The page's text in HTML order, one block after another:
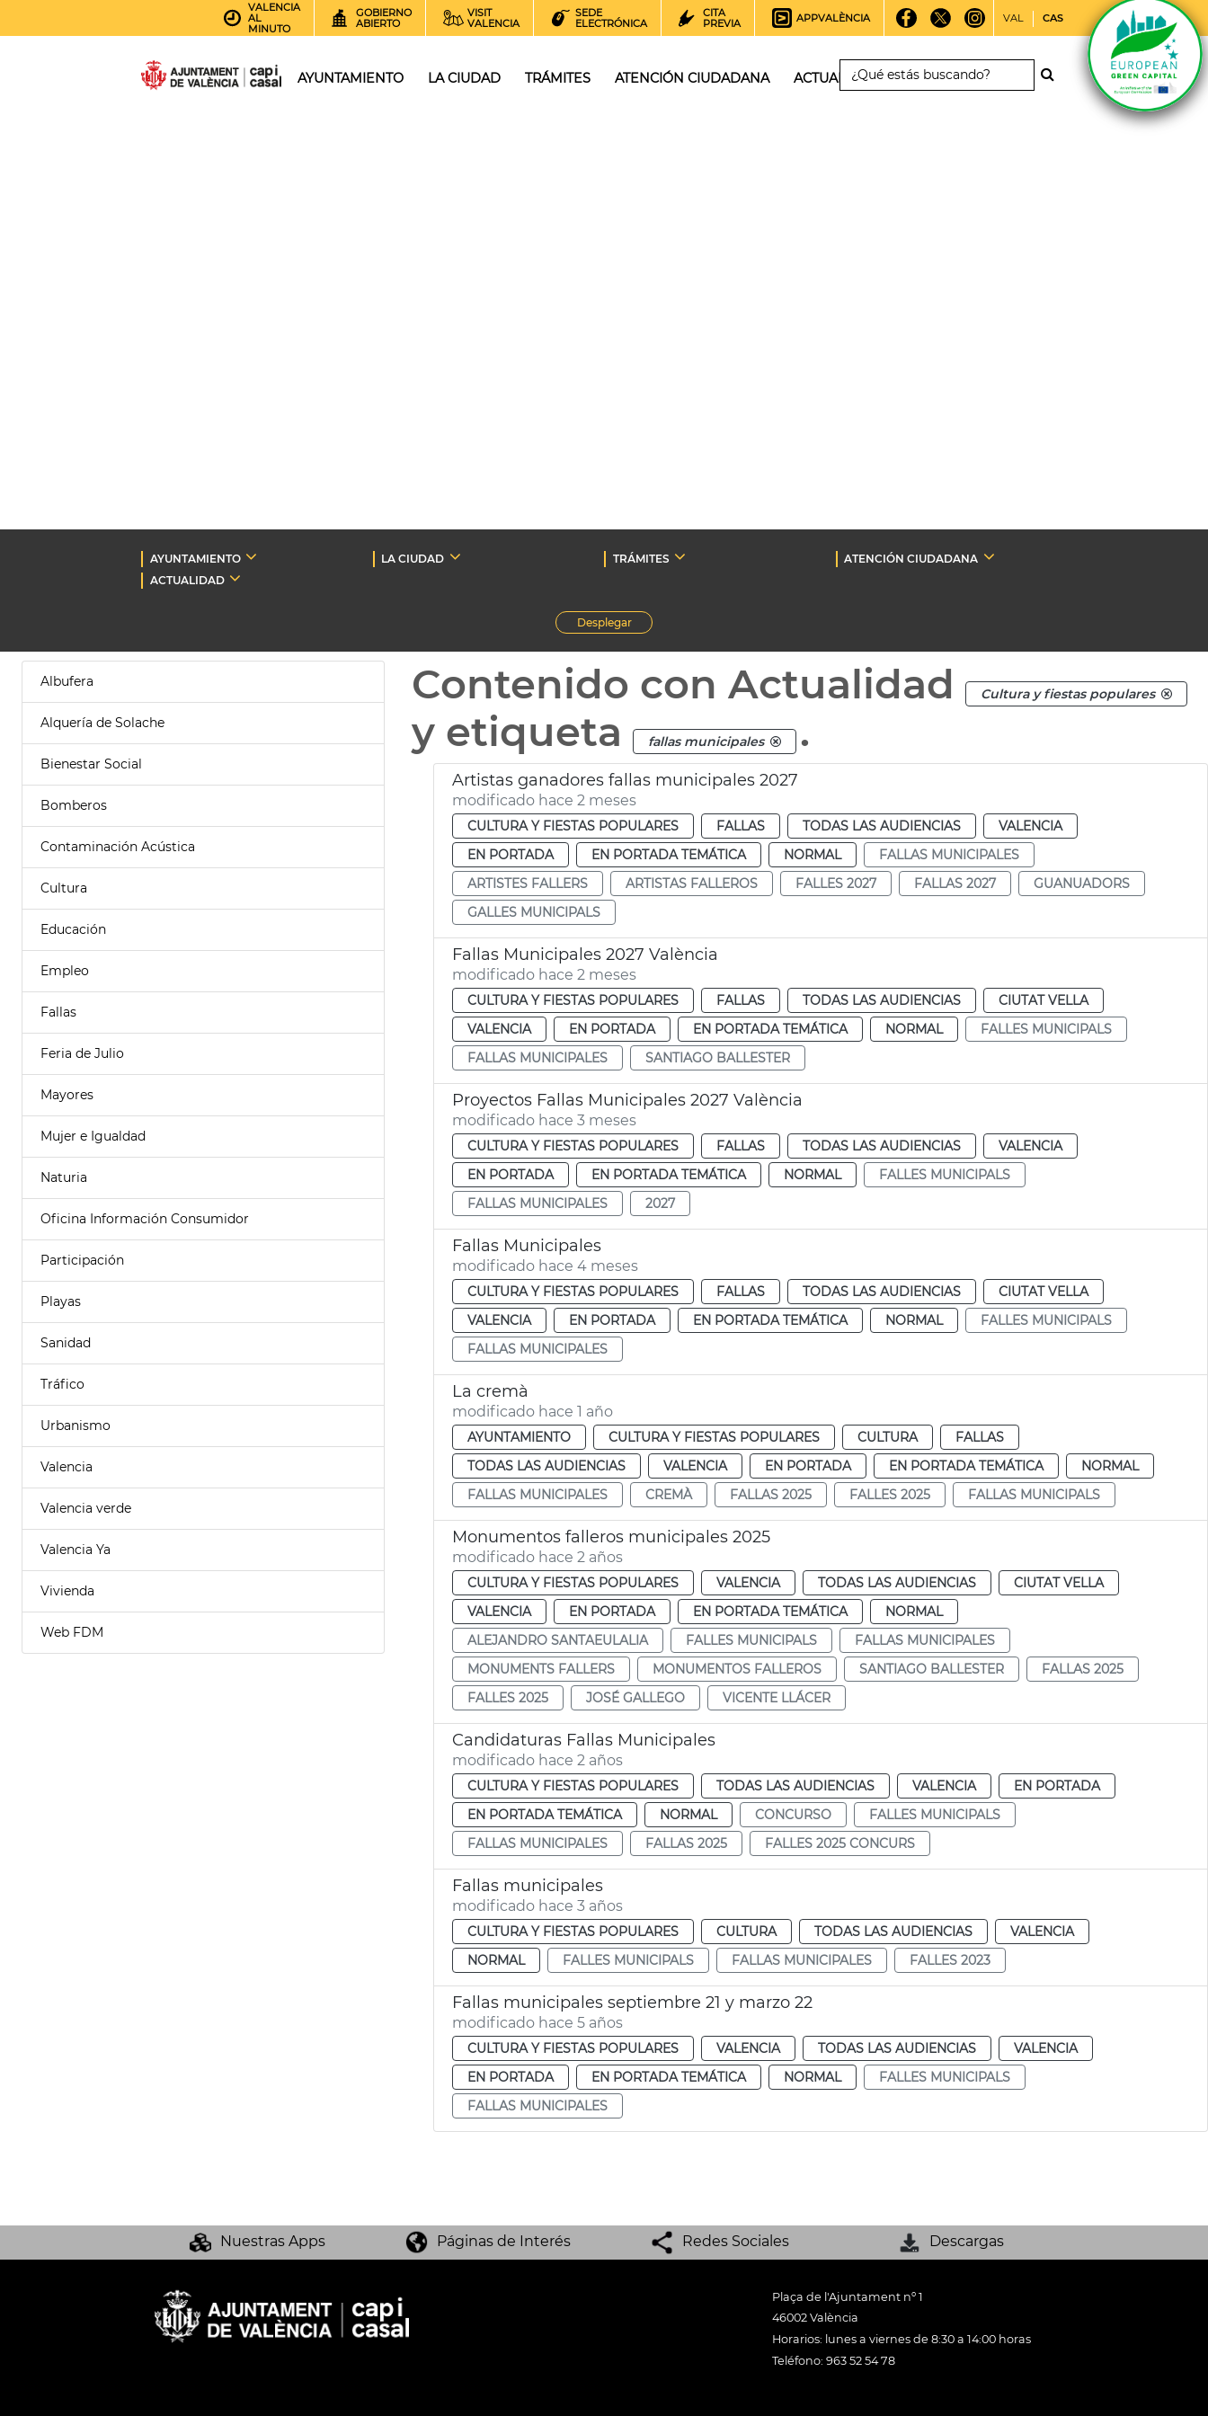
VALENCIA
AL
MINUTO
GOBIERNO
ABIERTO
VISIT
VALENCIA
SEDE
ELECTRÓNICA
CITA
PREVIA
APPVALÈNCIA VAL CAS
AYUNTAMIENTO LA CIUDAD TRÁMITES ATENCIÓN CIUDADANA ACTUALIDAD
AYUNTAMIENTO LA CIUDAD TRÁMITES
ATENCIÓN CIUDADANA
ACTUALIDAD
Desplegar
Albufera
Alquería de Solache
Bienestar Social
Bomberos
Contaminación Acústica
Cultura
Educación
Empleo
Fallas
Feria de Julio
Mayores
Mujer e Igualdad
Naturia
Oficina Información Consumidor
Participación
Playas
Sanidad
Tráfico
Urbanismo
Valencia
Valencia verde
Valencia Ya
Vivienda
Web FDM
Contenido con Actualidad Cultura y fiestas populares
y etiqueta fallas municipales .
Artistas ganadores fallas municipales 2027
modificado hace 2 meses
CULTURA Y FIESTAS POPULARES FALLAS TODAS LAS AUDIENCIAS
VALENCIA
EN PORTADA
EN PORTADA TEMÁTICA NORMAL
FALLAS MUNICIPALES
ARTISTES FALLERS
ARTISTAS FALLEROS FALLES 2027 FALLAS 2027
GUANUADORS
GALLES MUNICIPALS
Fallas Municipales 2027 València
modificado hace 2 meses
CULTURA Y FIESTAS POPULARES FALLAS TODAS LAS AUDIENCIAS
CIUTAT VELLA
VALENCIA
EN PORTADA EN PORTADA TEMÁTICA NORMAL
FALLES MUNICIPALS
FALLAS MUNICIPALES
SANTIAGO BALLESTER
Proyectos Fallas Municipales 2027 València
modificado hace 3 meses
CULTURA Y FIESTAS POPULARES FALLAS TODAS LAS AUDIENCIAS
VALENCIA
EN PORTADA
EN PORTADA TEMÁTICA NORMAL
FALLES MUNICIPALS
FALLAS MUNICIPALES
2027
Fallas Municipales
modificado hace 4 meses
CULTURA Y FIESTAS POPULARES FALLAS TODAS LAS AUDIENCIAS
CIUTAT VELLA
VALENCIA
EN PORTADA EN PORTADA TEMÁTICA NORMAL
FALLES MUNICIPALS
FALLAS MUNICIPALES
La cremà
modificado hace 1 año
AYUNTAMIENTO CULTURA Y FIESTAS POPULARES CULTURA
FALLAS
TODAS LAS AUDIENCIAS
VALENCIA EN PORTADA EN PORTADA TEMÁTICA
NORMAL
FALLAS MUNICIPALES
CREMÀ FALLAS 2025 FALLES 2025 FALLAS MUNICIPALS
Monumentos falleros municipales 2025
modificado hace 2 años
CULTURA Y FIESTAS POPULARES VALENCIA TODAS LAS AUDIENCIAS
CIUTAT VELLA
VALENCIA
EN PORTADA EN PORTADA TEMÁTICA
NORMAL
ALEJANDRO SANTAEULALIA
FALLES MUNICIPALS
FALLAS MUNICIPALES
MONUMENTS FALLERS
MONUMENTOS FALLEROS SANTIAGO BALLESTER
FALLAS 2025
FALLES 2025
JOSÉ GALLEGO VICENTE LLÁCER
Candidaturas Fallas Municipales
modificado hace 2 años
CULTURA Y FIESTAS POPULARES TODAS LAS AUDIENCIAS VALENCIA
EN PORTADA
EN PORTADA TEMÁTICA
NORMAL CONCURSO
FALLES MUNICIPALS
FALLAS MUNICIPALES
FALLAS 2025 FALLES 2025 CONCURS
Fallas municipales
modificado hace 3 años
CULTURA Y FIESTAS POPULARES CULTURA TODAS LAS AUDIENCIAS
VALENCIA
NORMAL
FALLES MUNICIPALS FALLAS MUNICIPALES FALLES 2023
Fallas municipales septiembre 21 y marzo 22
modificado hace 5 años
CULTURA Y FIESTAS POPULARES VALENCIA TODAS LAS AUDIENCIAS
VALENCIA
EN PORTADA
EN PORTADA TEMÁTICA NORMAL
FALLES MUNICIPALS
FALLAS MUNICIPALES
Nuestras Apps Páginas de Interés Redes Sociales Descargas
Plaça de l'Ajuntament nº 1
46002 València
Horarios: lunes a viernes de 8:30 a 14:00 horas
Teléfono: 963 52 54 78